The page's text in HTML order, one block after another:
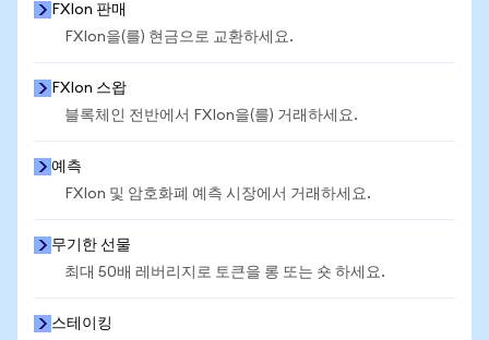
FXIon 판매
FXIon을(를) 현금으로 교환하세요.
FXIon 스왑
블록체인 전반에서 FXIon을(를) 거래하세요.
예측
FXIon 및 암호화폐 예측 시장에서 거래하세요.
무기한 선물
최대 50배 레버리지로 토큰을 롱 또는 숏 하세요.
스테이킹